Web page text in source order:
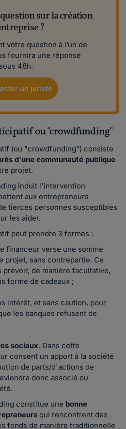
sur la création
?
votre question à l’un de
fournira une réponse
48h.
un juriste
ou "crowdfunding"
(ou "crowdfunding") consiste
d'une communauté publique
projet.
induit l'intervention
aux entrepreneurs
tierces personnes susceptibles
les aider.
peut prendre 3 formes :
financeur verse une somme
projet, sans contrepartie. Ce
de manière facultative,
forme de cadeaux ;
intérêt, et sans caution, pour
les banques refusent de
sociaux. Dans cette
consent un apport à la société
de parts/d'actions de
donc associé ou
constitue une bonne
qui rencontrent des
fonds de manière traditionnelle